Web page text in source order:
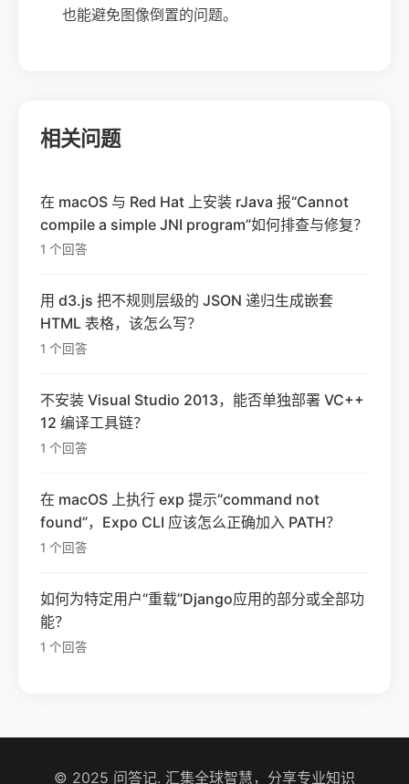
也能避免图像倒置的问题。
相关问题
在 macOS 与 Red Hat 上安装 rJava 报“Cannot
compile a simple JNI program”如何排查与修复？
1 个回答
用 d3.js 把不规则层级的 JSON 递归生成嵌套
HTML 表格，该怎么写？
1 个回答
不安装 Visual Studio 2013，能否单独部署 VC++
12 编译工具链？
1 个回答
在 macOS 上执行 exp 提示“command not
found”，Expo CLI 应该怎么正确加入 PATH？
1 个回答
如何为特定用户“重载”Django应用的部分或全部功
能？
1 个回答
© 2025 问答记. 汇集全球智慧，分享专业知识